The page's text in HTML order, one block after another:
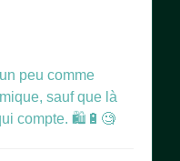
peu comme
sauf que là
compte. 🛍🔋🧐